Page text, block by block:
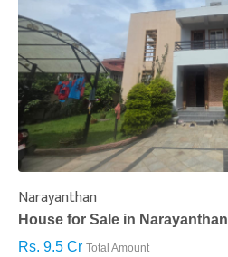
Narayanthan
House for Sale in Narayanthan
Rs. 9.5 Cr Total Amount